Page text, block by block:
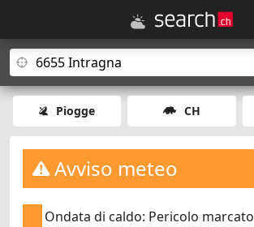
Piogge CH
Avviso meteo
Ondata di caldo: Pericolo marcato